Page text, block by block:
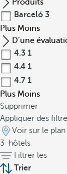
Produits
Barceló 3
Plus Moins
D’une
4.3 1
4.4 1
4.7 1
Plus Moins
Supprimer
Appliquer des
Voir sur le plan
3
hôtels
Filtrer les
Trier